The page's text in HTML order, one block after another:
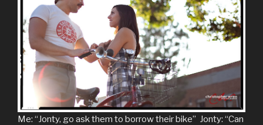
Me: “Jonty, go ask them to borrow their bike” Jonty: “Can